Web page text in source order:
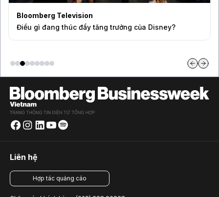
Sự kiện độc quyền
Ba góc nhìn về những cơ hội mới cho thị trường Việt
Liên hệ
Hợp tác quảng cáo